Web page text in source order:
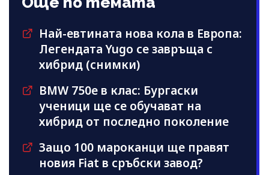
Най-евтината нова кола в Европа:
Легендата Yugo се завръща с
хибрид (снимки)
BMW 750e в клас: Бургаски
ученици ще се обучават на
хибрид от последно поколение
Защо 100 мароканци ще правят
новия Fiat в сръбски завод?